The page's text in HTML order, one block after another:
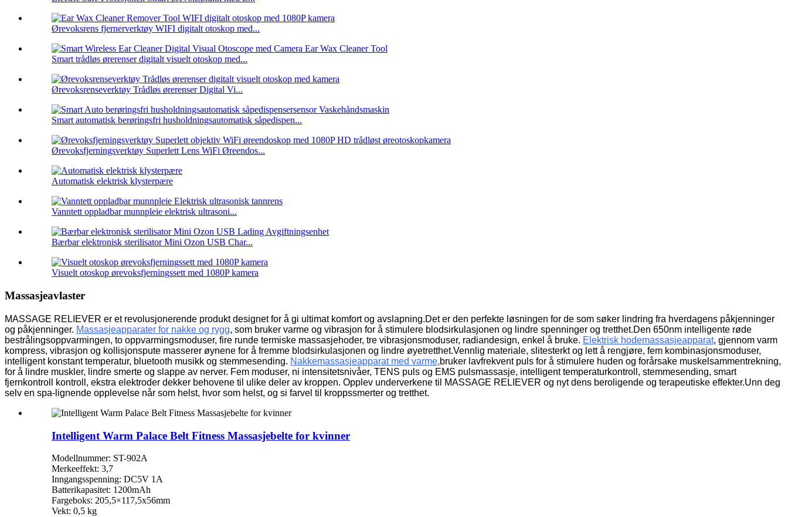
Ørevoksrens fjernerverktøy WIFI digitalt otoskop med...
Smart trådløs ørerenser digitalt visuelt otoskop med...
Ørevoksrenseverktøy Trådløs ørerenser Digital Vi...
Smart automatisk berøringsfri husholdningsautomatisk såpedispen...
Ørevoksfjerningsverktøy Superlett Lens WiFi Øreendos...
Automatisk elektrisk klysterpære
Vanntett oppladbar munnpleie elektrisk ultrasoni...
Bærbar elektronisk sterilisator Mini Ozon USB Char...
Visuelt otoskop ørevoksfjerningssett med 1080P kamera
Massasjeavlaster
MASSAGE RELIEVER er et revolusjonerende produkt designet for å gi ultimat komfort og avslapning.Det er den perfekte løsningen for de som søker lindring fra hverdagens påkjenninger
og påkjenninger. Massasjeapparater for nakke og rygg, som bruker varme og vibrasjon for å stimulere blodsirkulasjonen og lindre spenninger og tretthet.Den 650nm intelligente røde
bestrålingsoppvarmingen, to oppvarmingsmoduser, fire runde termiske massasjehoder, tre vibrasjonsmoduser, radiandesign, enkel å bruke. Elektrisk hodemassasjeapparat, gjennom varm
kompress, vibrasjon og kollisjonspute masserer øynene for å fremme blodsirkulasjonen og lindre øyetretthet.Vennlig materiale, slitesterkt og lett å rengjøre, fem kombinasjonsmoduser,
intelligent konstant temperatur, bluetooth musikk og stemmesending. Nakkemassasjeapparat med varme,bruker lavfrekvent puls for å stimulere huden og forårsake muskelsammentrekning,
for å lindre muskler, lindre smerte og slappe av nerver. Fem moduser, ni intensitetsnivåer, TENS puls og EMS pulsmassasje, intelligent temperaturkontroll, stemmesending, smart
fjernkontroll kontroll, ekstra elektroder dekker behovene til ulike deler av kroppen. Opplev underverkene til MASSAGE RELIEVER og nyt dens beroligende og terapeutiske effekter.Unn deg
selv en spa-lignende opplevelse når som helst, hvor som helst, og si farvel til kroppssmerter og tretthet.
Intelligent Warm Palace Belt Fitness Massasjebelte for kvinner
Modellnummer: ST-902A
Merkeeffekt: 3,7
Inngangsspenning: DC5V 1A
Batterikapasitet: 1200mAh
Fargeboks: 205,5×117,5x56mm
Vekt: 0,5 kg